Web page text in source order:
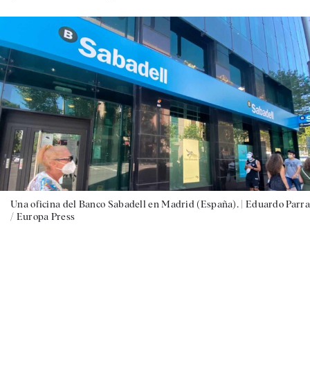
Una oficina del Banco Sabadell en Madrid (España). | Eduardo Parra
/ Europa Press